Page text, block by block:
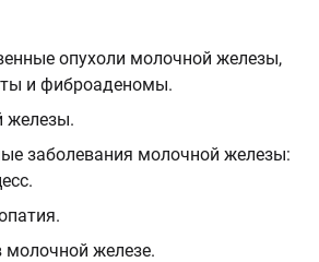
опухоли молочной железы,
и фиброаденомы.
железы.
заболевания молочной железы:
железе.